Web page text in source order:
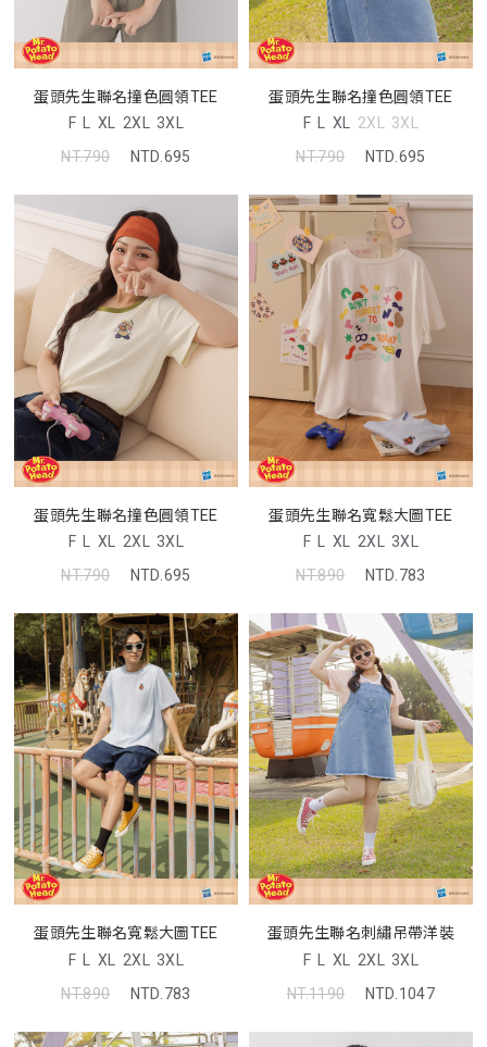
蛋頭先生聯名撞色圓領TEE
F L XL 2XL 3XL
NT.790
NTD.695
蛋頭先生聯名撞色圓領TEE
F L XL 2XL 3XL
NT.790
NTD.695
蛋頭先生聯名撞色圓領TEE
F L XL 2XL 3XL
NT.790
NTD.695
蛋頭先生聯名寬鬆大圖TEE
F L XL 2XL 3XL
NT.890
NTD.783
蛋頭先生聯名寬鬆大圖TEE
F L XL 2XL 3XL
NT.890
NTD.783
蛋頭先生聯名刺繡吊帶洋裝
F L XL 2XL 3XL
NT.1190
NTD.1047